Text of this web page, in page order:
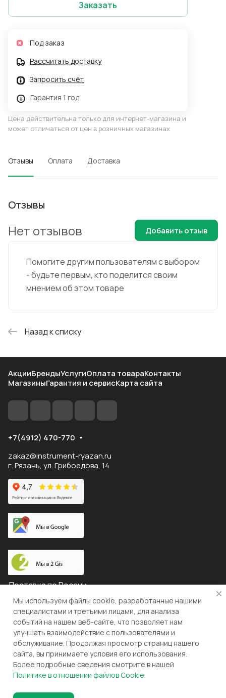
Заказать
Под заказ
Рассчитать доставку
Запросить счёт
Гарантия 1 год
Цена действительна только для интернет-магазина и
может отличаться от цен в розничных магазинах
Отзывы Оплата Доставка
Отзывы
Помогите другим пользователям с выбором
- будьте первым, кто поделится своим
мнением об этом товаре
Нет отзывов Добавить отзыв
Назад к списку
АкцииБрендыУслугиОплата товараКонтакты
МагазиныГарантия и сервисКарта сайта
+7(4912) 470-770
zakaz@instrument-ryazan.ru
г. Рязань, ул. Грибоедова, 14
Доставка по России
© 2026 "ЛЕВША"
Конфиденциальность
Оферта
Разработка и поддержка gianit.ru
Мы используем файлы cookie, разработанные нашими
специалистами и третьими лицами, для анализа
событий на нашем веб-сайте, что позволяет нам
улучшать взаимодействие с пользователями и
обслуживание. Продолжая просмотр страниц нашего
сайта, вы принимаете условия его использования.
Более подробные сведения смотрите в нашей
Политике в отношении файлов Cookie.